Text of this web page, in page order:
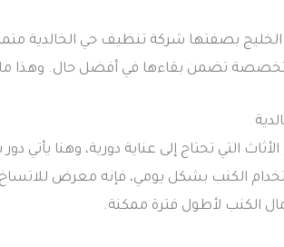
الخليج بصفتها شركة تنظيف حي
تضمن بقاءها في أفضل حال. وهذا ما
التي تحتاج إلى عناية دورية، وهنا
الكنب بشكل يومي، فإنه معرض
الكنب لأطول فترة ممكنة.